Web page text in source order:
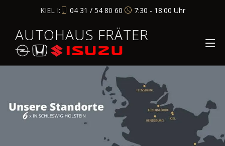
KIEL I: 04 31 / 54 80 60 7:30 - 18:00 Uhr
AUTOHAUS FRÄTER